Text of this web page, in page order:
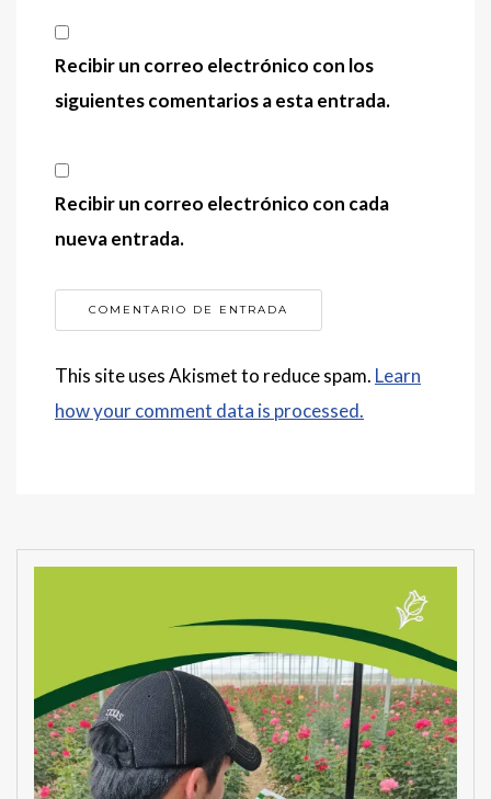
Recibir un correo electrónico con los
siguientes comentarios a esta entrada.
Recibir un correo electrónico con cada
nueva entrada.
This site uses Akismet to reduce spam. Learn
how your comment data is processed.